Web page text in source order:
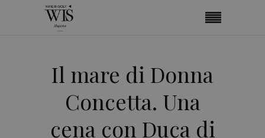
Il mare di Donna
Concetta. Una
cena con Duca di